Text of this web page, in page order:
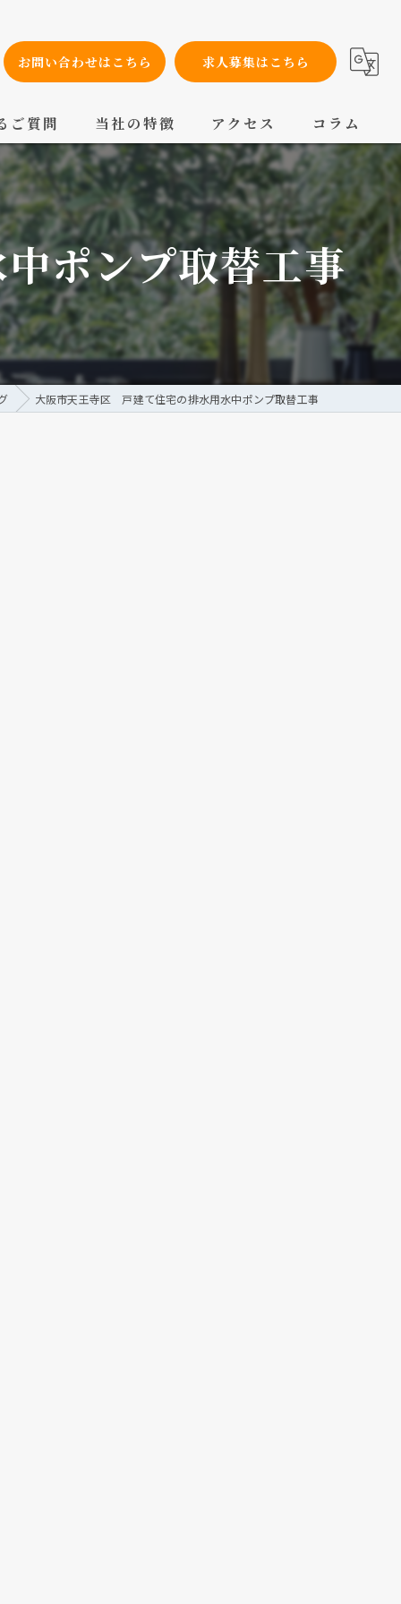
お問い合わせはこちら 求人募集はこちら
ご質問 当社の特徴
設備工事
内装工事
メンテナンス
配管工事
交換
アクセス コラム
ポンプ取替工事
大阪市天王寺区 戸建て住宅の排水用水中ポンプ取替工事